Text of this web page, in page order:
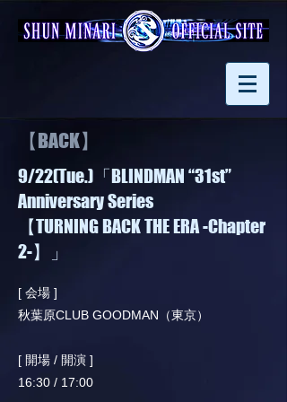
【BACK】
9/22(Tue.)「BLINDMAN “31st”
Anniversary Series
【TURNING BACK THE ERA -Chapter
2-】」
[ 会場 ]
秋葉原CLUB GOODMAN（東京）
[ 開場 / 開演 ]
16:30 / 17:00